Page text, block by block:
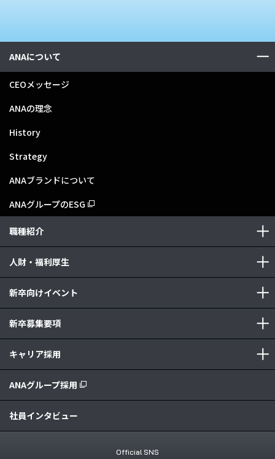
ANAについて
CEOメッセージ
ANAの理念
History
Strategy
ANAブランドについて
ANAグループのESG
職種紹介
人財・福利厚生
新卒向けイベント
新卒募集要項
キャリア採用
ANAグループ採用
社員インタビュー
Official SNS